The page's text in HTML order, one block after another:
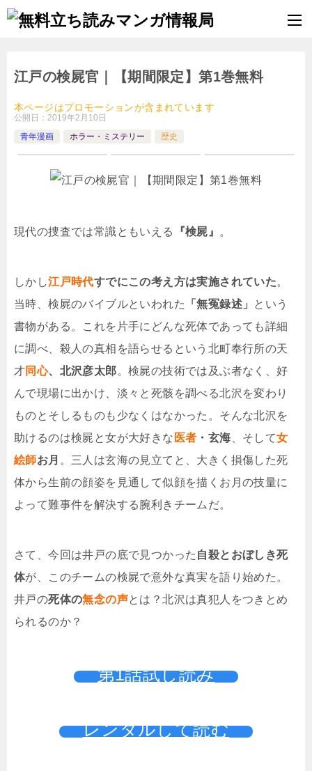
江戸の検屍官｜【期間限定】第1巻無料
本ページはプロモーションが含まれています
公開日： 2019年2月10日
青年漫画
ホラー・ミステリー 歴史
現代の捜査では常識ともいえる 『検屍』 。
しかし江戸時代すでにこの考え方は実施されていた。
当時、検屍のバイブルといわれた
「無冤録述」 という
書物がある。これを片手にどんな死体であっても詳細
に調べ、殺人の真相を語らせるという北町奉行所の天
才同心、北沢彦太郎。検屍の技術では及ぶ者なく、好
んで現場に出かけ、淡々と死骸を調べる北沢を変わり
ものとそしるものも少なくはなかった。そんな北沢を
助けるのは検屍と女が大好きな 医者 ・玄海 、そして女
絵師お月 。三人は玄海の見立てと、大きく損傷した死
体から生前の顔姿を見通して似顔を描くお月の技量に
よって難事件を解決する腕利きチームだ。
さて、今回は井戸の底で見つかった 自殺とおぼしき死
体が、このチームの検屍で意外な真実を語り始めた。
井戸の死体の無念の声とは？北沢は真犯人をつきとめ
られるのか？
第1話試し読み
レンタルして読む